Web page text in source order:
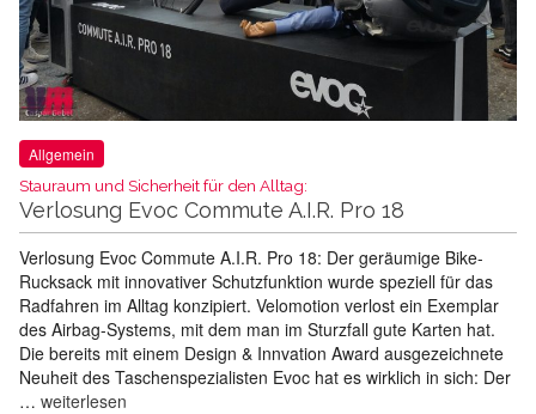
Allgemein
Stauraum und Sicherheit für den Alltag:
Verlosung Evoc Commute A.I.R. Pro 18
Verlosung Evoc Commute A.I.R. Pro 18: Der geräumige Bike-
Rucksack mit innovativer Schutzfunktion wurde speziell für das
Radfahren im Alltag konzipiert. Velomotion verlost ein Exemplar
des Airbag-Systems, mit dem man im Sturzfall gute Karten hat.
Die bereits mit einem Design & Innvation Award ausgezeichnete
Neuheit des Taschenspezialisten Evoc hat es wirklich in sich: Der
… weiterlesen